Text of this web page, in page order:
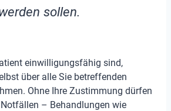
sollen.
einwilligungsfähig sind,
über alle Sie betreffenden
Ohne Ihre Zustimmung dürfen
– Behandlungen wie